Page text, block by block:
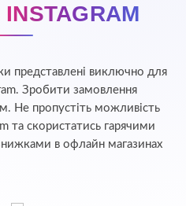
представлені виключно для
Зробити замовлення
Не пропустіть можливість
та скористатись гарячими
в офлайн магазинах